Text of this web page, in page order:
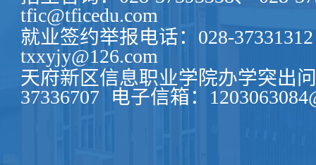
tfic@tficedu.com
就业签约举报电话：028-37331312
txxyjy@126.com
天府新区信息职业学院办学突出
37336707
电子信箱：